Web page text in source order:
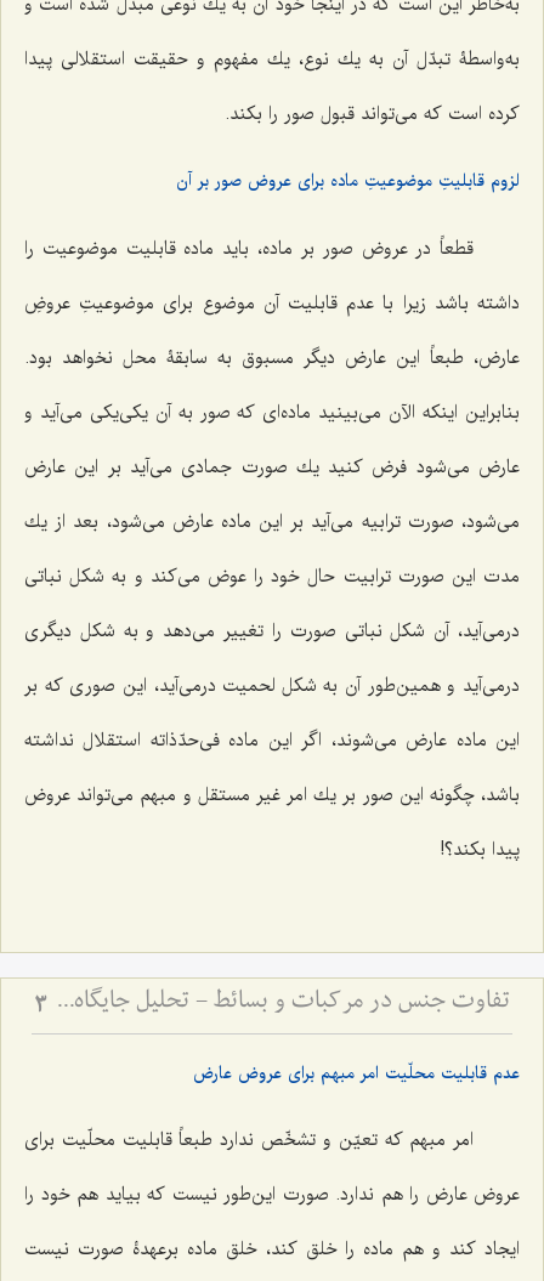
به‌واسطۀ تبدّل آن به یك نوع، یك مفهوم و حقیقت استقلالى پیدا
كرده است كه مى‌تواند قبول صور را بكند.
لزوم قابلیتِ موضوعیتِ ماده برای عروض صور بر آن
قطعاً در عروض صور بر ماده، باید ماده قابلیت موضوعیت را
داشته باشد زیرا با عدم قابلیت آن موضوع براى موضوعیتِ عروضِ
عارض، طبعاً این عارض دیگر مسبوق به سابقۀ محل نخواهد بود.
بنابراین اینكه الآن مى‌بینید ماده‌ای که صور به آن یکی‌یکی می‌آید و
عارض مى‌شود فرض كنید یك صورت جمادى مى‌آید بر این عارض
مى‌شود، صورت ترابیه مى‌آید بر این ماده عارض مى‌شود، بعد از یك
مدت این صورت ترابیت حال خود را عوض مى‌كند و به شكل نباتى
درمى‌آید، آن شكل نباتى صورت را تغییر مى‌دهد و به شكل دیگرى
درمى‌آید و همین‌طور آن به شكل لحمیت درمى‌آید، این صورى كه بر
این ماده عارض مى‌شوند، اگر این ماده فى‌حدّذاته استقلال نداشته
باشد، چگونه این صور بر یك امر غیر مستقل و مبهم مى‌تواند عروض
پیدا بكند؟!
تفاوت جنس در مرکبات و بسائط - تحلیل جایگاه ماده و صورت در هستی‌شناسی فلسفی 3
عدم قابلیت محلّیت امر مبهم برای عروض عارض
امر مبهم كه تعیّن و تشخّص ندارد طبعاً قابلیت محلّیت براى
عروض عارض را هم ندارد. صورت این‌طور نیست كه بیاید هم خود را
ایجاد كند و هم ماده را خلق كند، خلق ماده برعهدۀ صورت نیست